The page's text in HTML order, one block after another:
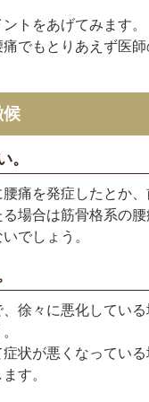
トをあげてみます。
でもとりあえず医
候
。
痛を発症したとか
場合は筋骨格系の
でしょう。
徐々に悪化してい
状が悪くなっている
す。